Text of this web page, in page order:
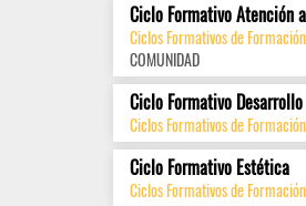
Ciclo Formativo Atención
Ciclos Formativos de
COMUNIDAD
Ciclo Formativo
Ciclos Formativos de
Ciclo Formativo Estética
Ciclos Formativos de